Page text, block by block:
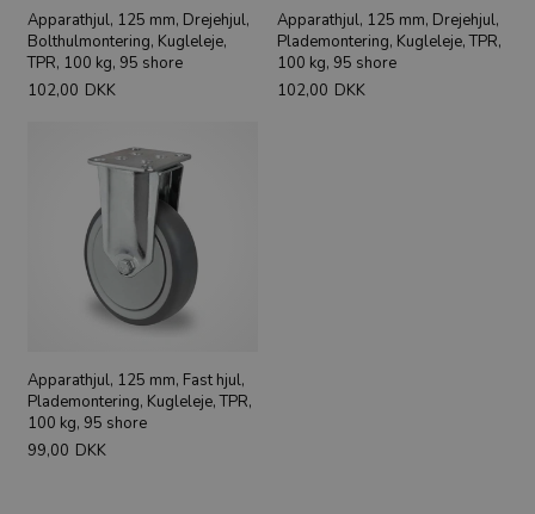
Apparathjul, 125 mm, Drejehjul,
Bolthulmontering, Kugleleje,
TPR, 100 kg, 95 shore
102,00 DKK
Apparathjul, 125 mm, Drejehjul,
Plademontering, Kugleleje, TPR,
100 kg, 95 shore
102,00 DKK
Apparathjul, 125 mm, Fast hjul,
Plademontering, Kugleleje, TPR,
100 kg, 95 shore
99,00 DKK